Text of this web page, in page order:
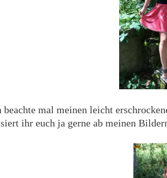
beachte mal meinen leicht
ihr euch ja gerne ab meinen